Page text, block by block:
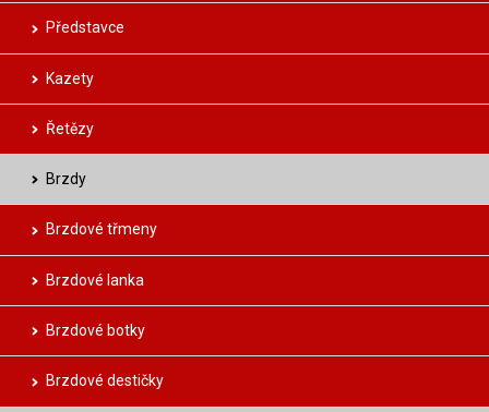
Představce
Kazety
Řetězy
Brzdy
Brzdové třmeny
Brzdové lanka
Brzdové botky
Brzdové destičky